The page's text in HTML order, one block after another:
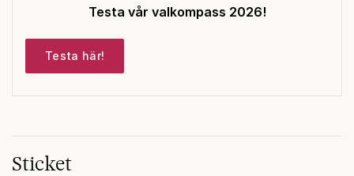
Testa vår valkompass 2026!
Testa här!
Sticket